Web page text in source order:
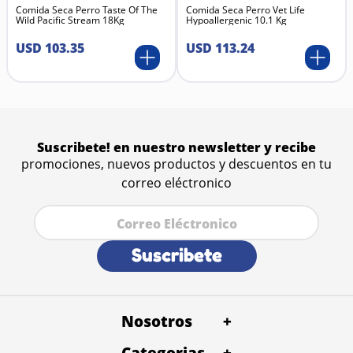
uso cotidiano.
Material
Nylon: material sintético reconocido por su
resistencia, ligereza y flexibilidad, ideal para
accesorios de mascotas por su larga vida útil y fácil
limpieza.
Comida Seca Perro Taste Of The
Wild Pacific Stream 18Kg
USD 103.35
Comida Seca Perro Vet Life
Hypoallergenic 10.1 Kg
USD 113.24
Suscribete! en nuestro newsletter y recibe
promociones, nuevos productos y descuentos en tu
correo eléctronico
Suscribete
Nosotros
+